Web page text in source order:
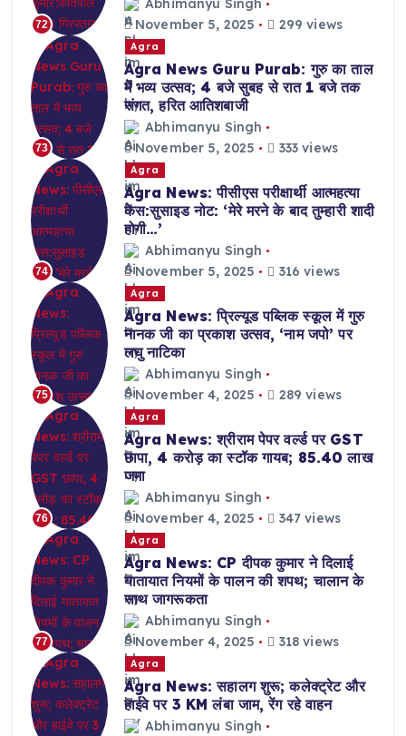
72
Abhimanyu Singh
November 5, 2025
299 views
73
Agra
Agra News Guru Purab: गुरु का ताल
में भव्य उत्सव; 4 बजे सुबह से रात 1 बजे तक
संगत, हरित आतिशबाजी
Abhimanyu Singh
November 5, 2025
333 views
74
Agra
Agra News: पीसीएस परीक्षार्थी आत्महत्या
केस:सुसाइड नोट: ‘मेरे मरने के बाद तुम्हारी शादी
होगी…’
Abhimanyu Singh
November 5, 2025
316 views
75
Agra
Agra News: प्रिल्यूड पब्लिक स्कूल में गुरु
नानक जी का प्रकाश उत्सव, ‘नाम जपो’ पर
लघु नाटिका
Abhimanyu Singh
November 4, 2025
289 views
76
Agra
Agra News: श्रीराम पेपर वर्ल्ड पर GST
छापा, 4 करोड़ का स्टॉक गायब; 85.40 लाख
जमा
Abhimanyu Singh
November 4, 2025
347 views
77
Agra
Agra News: CP दीपक कुमार ने दिलाई
यातायात नियमों के पालन की शपथ; चालान के
साथ जागरूकता
Abhimanyu Singh
November 4, 2025
318 views
Agra
Agra News: सहालग शुरू; कलेक्ट्रेट और
हाईवे पर 3 KM लंबा जाम, रेंग रहे वाहन
Abhimanyu Singh